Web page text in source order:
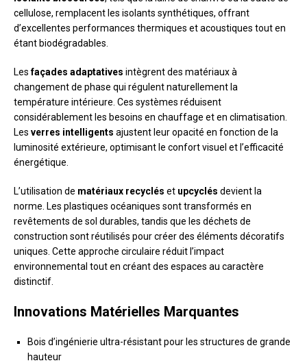
cellulose, remplacent les isolants synthétiques, offrant
d’excellentes performances thermiques et acoustiques tout en
étant biodégradables.
Lesfaçades adaptatives intègrent des matériaux à
changement de phase qui régulent naturellement la
température intérieure. Ces systèmes réduisent
considérablement les besoins en chauffage et en climatisation.
Les verres intelligents ajustent leur opacité en fonction de la
luminosité extérieure, optimisant le confort visuel et l’efficacité
énergétique.
L’utilisation de matériaux recyclés et upcyclés devient la
norme. Les plastiques océaniques sont transformés en
revêtements de sol durables, tandis que les déchets de
construction sont réutilisés pour créer des éléments décoratifs
uniques. Cette approche circulaire réduit l’impact
environnemental tout en créant des espaces au caractère
distinctif.
Innovations Matérielles Marquantes
Bois d’ingénierie ultra-résistant pour les structures de grande
hauteur